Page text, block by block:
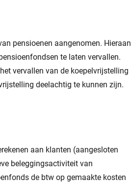
pensioenen aangenomen. Hieraan
te laten vervallen.
vervallen van de koepelvrijstelling
deelachtig te kunnen zijn.
aan klanten (aangesloten
beleggingsactiviteit van
de btw op gemaakte kosten